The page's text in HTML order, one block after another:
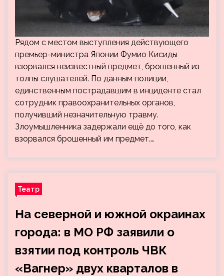
Рядом с местом выступления действующего
премьер-министра Японии Фумио Кисиды
взорвался неизвестный предмет, брошенный из
толпы слушателей. По данным полиции,
единственным пострадавшим в инциденте стал
сотрудник правоохранительных органов,
получивший незначительную травму.
Злоумышленника задержали ещё до того, как
взорвался брошенный им предмет.…
Театр
На северной и южной окраинах
города: в МО РФ заявили о
взятии под контроль ЧВК
«Вагнер» двух кварталов в